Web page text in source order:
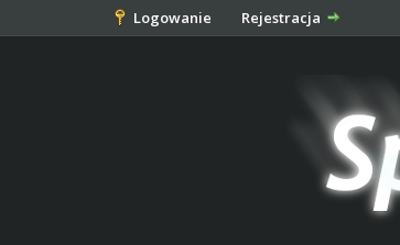
Logowanie Rejestracja